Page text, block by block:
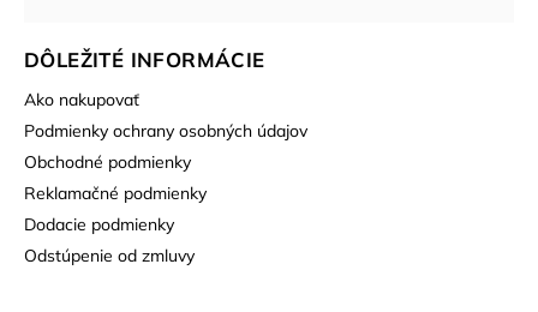
DÔLEŽITÉ INFORMÁCIE
Ako nakupovať
Podmienky ochrany osobných údajov
Obchodné podmienky
Reklamačné podmienky
Dodacie podmienky
Odstúpenie od zmluvy